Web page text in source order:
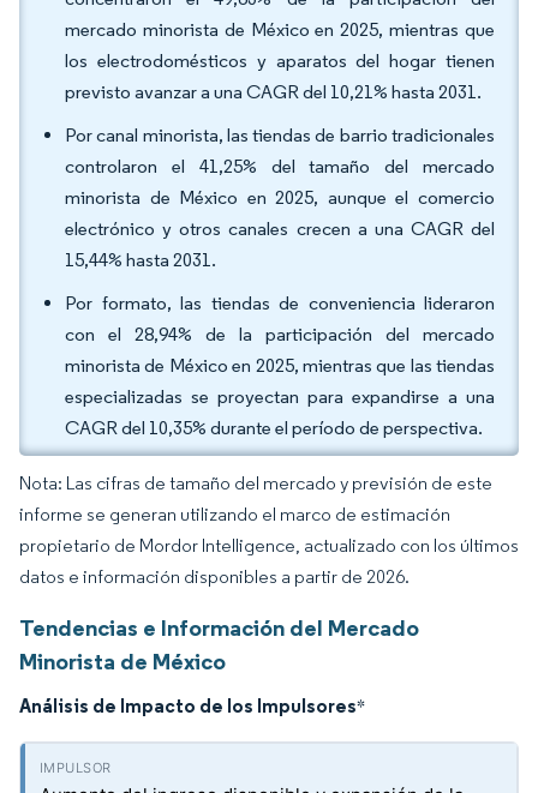
mercado minorista de México en 2025, mientras que
los electrodomésticos y aparatos del hogar tienen
previsto avanzar a una CAGR del 10,21% hasta 2031.
Por canal minorista, las tiendas de barrio tradicionales
controlaron el 41,25% del tamaño del mercado
minorista de México en 2025, aunque el comercio
electrónico y otros canales crecen a una CAGR del
15,44% hasta 2031.
Por formato, las tiendas de conveniencia lideraron
con el 28,94% de la participación del mercado
minorista de México en 2025, mientras que las tiendas
especializadas se proyectan para expandirse a una
CAGR del 10,35% durante el período de perspectiva.
Nota: Las cifras de tamaño del mercado y previsión de este
informe se generan utilizando el marco de estimación
propietario de Mordor Intelligence, actualizado con los últimos
datos e información disponibles a partir de 2026.
Tendencias e Información del Mercado
Minorista de México
Análisis de Impacto de los Impulsores*